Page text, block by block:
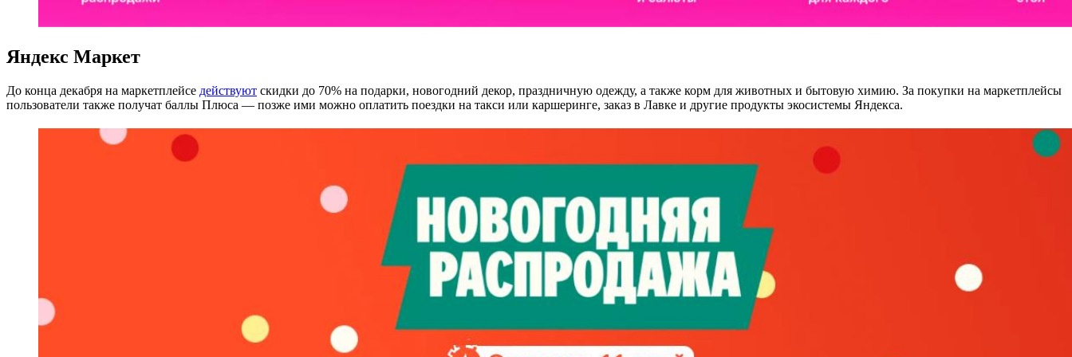
Яндекс Маркет
До конца декабря на маркетплейсе действуют скидки до 70% на подарки, новогодний декор, праздничную одежду, а также корм для животных и бытовую химию. За покупки на маркетплейсы
пользователи также получат баллы Плюса — позже ими можно оплатить поездки на такси или каршеринге, заказ в Лавке и другие продукты экосистемы Яндекса.